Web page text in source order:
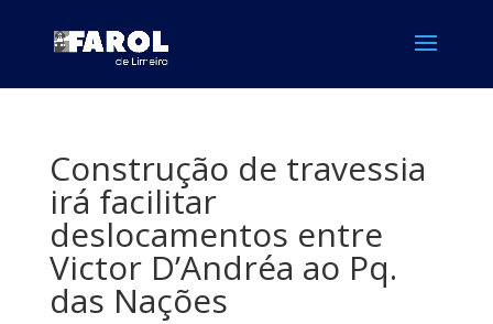
Construção de travessia
irá facilitar
deslocamentos entre
Victor D’Andréa ao Pq.
das Nações